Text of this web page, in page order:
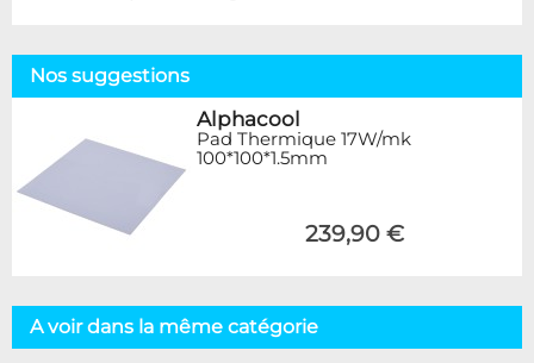
Nos suggestions
Alphacool
Pad Thermique 17W/mk
100*100*1.5mm
239,90 €
A voir dans la même catégorie